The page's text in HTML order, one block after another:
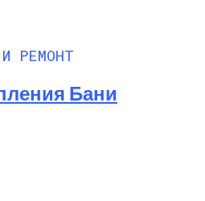
РЕМОНТ
Бани